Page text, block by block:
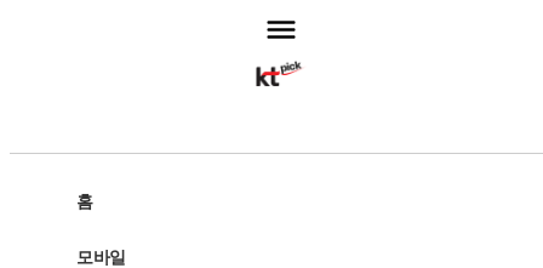
고객센터
홈
모바일